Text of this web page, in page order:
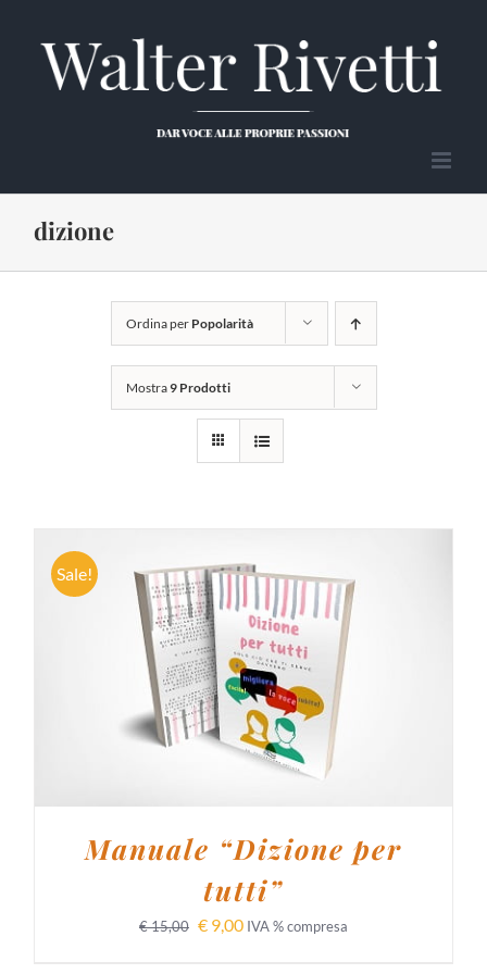
contenuto
dizione
Ordina per Popolarità
Mostra9 Prodotti
Sale!
AGGIUNGI AL CARRELLO / DETTAGLI
Manuale “Dizione per
tutti”
€15,00 € 9,00 IVA % compresa